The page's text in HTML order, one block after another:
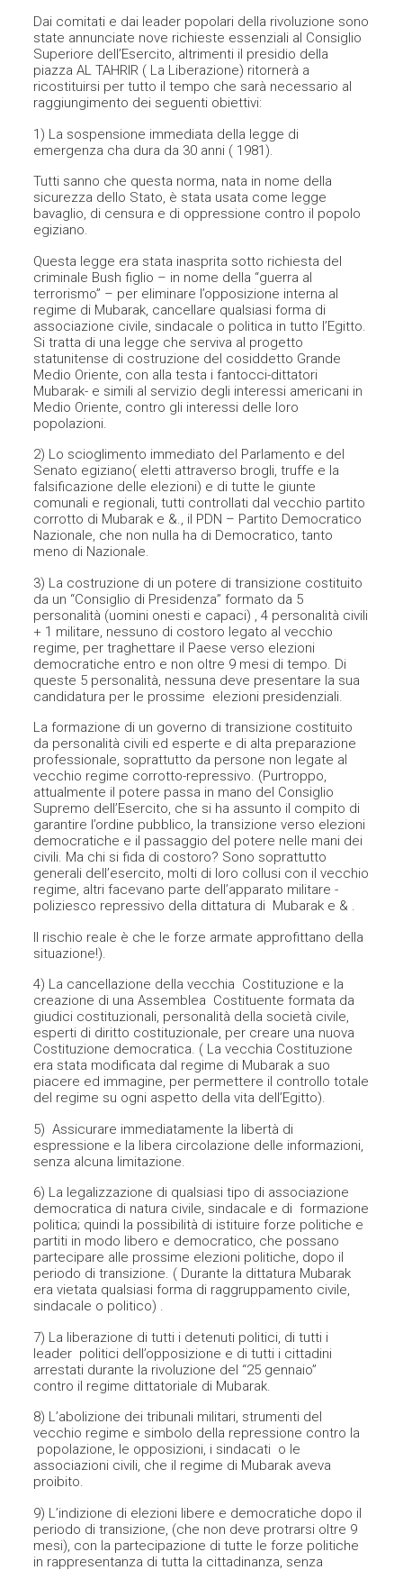
Dai comitati e dai leader popolari della rivoluzione sono
state annunciate nove richieste essenziali al Consiglio
Superiore dell’Esercito, altrimenti il presidio della
piazza AL TAHRIR ( La Liberazione) ritornerà a
ricostituirsi per tutto il tempo che sarà necessario al
raggiungimento dei seguenti obiettivi:
1) La sospensione immediata della legge di
emergenza cha dura da 30 anni ( 1981).
Tutti sanno che questa norma, nata in nome della
sicurezza dello Stato, è stata usata come legge
bavaglio, di censura e di oppressione contro il popolo
egiziano.
Questa legge era stata inasprita sotto richiesta del
criminale Bush figlio – in nome della “guerra al
terrorismo” – per eliminare l’opposizione interna al
regime di Mubarak, cancellare qualsiasi forma di
associazione civile, sindacale o politica in tutto l’Egitto.
Si tratta di una legge che serviva al progetto
statunitense di costruzione del cosiddetto Grande
Medio Oriente, con alla testa i fantocci-dittatori
Mubarak- e simili al servizio degli interessi americani in
Medio Oriente, contro gli interessi delle loro
popolazioni.
2) Lo scioglimento immediato del Parlamento e del
Senato egiziano( eletti attraverso brogli, truffe e la
falsificazione delle elezioni) e di tutte le giunte
comunali e regionali, tutti controllati dal vecchio partito
corrotto di Mubarak e &., il PDN – Partito Democratico
Nazionale, che non nulla ha di Democratico, tanto
meno di Nazionale.
3) La costruzione di un potere di transizione costituito
da un “Consiglio di Presidenza” formato da 5
personalità (uomini onesti e capaci) , 4 personalità civili
+ 1 militare, nessuno di costoro legato al vecchio
regime, per traghettare il Paese verso elezioni
democratiche entro e non oltre 9 mesi di tempo. Di
queste 5 personalità, nessuna deve presentare la sua
candidatura per le prossime elezioni presidenziali.
La formazione di un governo di transizione costituito
da personalità civili ed esperte e di alta preparazione
professionale, soprattutto da persone non legate al
vecchio regime corrotto-repressivo. (Purtroppo,
attualmente il potere passa in mano del Consiglio
Supremo dell’Esercito, che si ha assunto il compito di
garantire l’ordine pubblico, la transizione verso elezioni
democratiche e il passaggio del potere nelle mani dei
civili. Ma chi si fida di costoro? Sono soprattutto
generali dell’esercito, molti di loro collusi con il vecchio
regime, altri facevano parte dell’apparato militare -
poliziesco repressivo della dittatura di Mubarak e & .
Il rischio reale è che le forze armate approfittano della
situazione!).
4) La cancellazione della vecchia Costituzione e la
creazione di una Assemblea Costituente formata da
giudici costituzionali, personalità della società civile,
esperti di diritto costituzionale, per creare una nuova
Costituzione democratica. ( La vecchia Costituzione
era stata modificata dal regime di Mubarak a suo
piacere ed immagine, per permettere il controllo totale
del regime su ogni aspetto della vita dell’Egitto).
5) Assicurare immediatamente la libertà di
espressione e la libera circolazione delle informazioni,
senza alcuna limitazione.
6) La legalizzazione di qualsiasi tipo di associazione
democratica di natura civile, sindacale e di formazione
politica; quindi la possibilità di istituire forze politiche e
partiti in modo libero e democratico, che possano
partecipare alle prossime elezioni politiche, dopo il
periodo di transizione. ( Durante la dittatura Mubarak
era vietata qualsiasi forma di raggruppamento civile,
sindacale o politico) .
7) La liberazione di tutti i detenuti politici, di tutti i
leader politici dell’opposizione e di tutti i cittadini
arrestati durante la rivoluzione del “25 gennaio”
contro il regime dittatoriale di Mubarak.
8) L’abolizione dei tribunali militari, strumenti del
vecchio regime e simbolo della repressione contro la
popolazione, le opposizioni, i sindacati o le
associazioni civili, che il regime di Mubarak aveva
proibito.
9) L’indizione di elezioni libere e democratiche dopo il
periodo di transizione, (che non deve protrarsi oltre 9
mesi), con la partecipazione di tutte le forze politiche
in rappresentanza di tutta la cittadinanza, senza